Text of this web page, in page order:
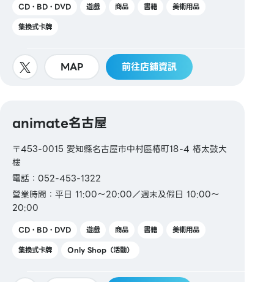
CD・BD・DVD 遊戲 商品 書籍
美術用品
集換式卡牌
MAP 前往店鋪資訊
animate名古屋
〒453-0015 愛知縣名古屋市中村區椿町18-4 椿太鼓大
樓
電話：052-453-1322
營業時間：平日 11:00～20:00／週末及假日 10:00～
20:00
CD・BD・DVD 遊戲 商品 書籍
美術用品
集換式卡牌
Only Shop（活動）